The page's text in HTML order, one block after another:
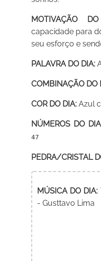
MOTIVAÇÃO
capacidade para
seu esforço e
PALAVRA DO DIA:
COMBINAÇÃO DO
COR DO DIA: Azul
NÚMEROS DO
47
PEDRA/CRISTAL
MÚSICA DO DIA:
- Gusttavo Lima